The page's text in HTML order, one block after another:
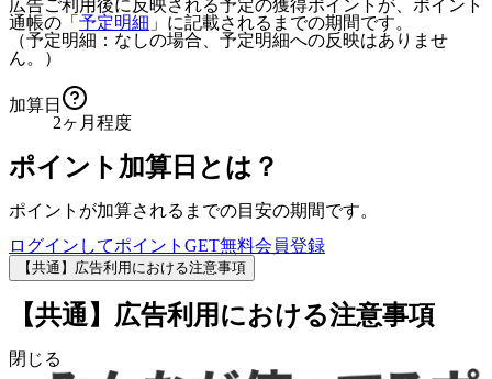
広告ご利用後に反映される予定の獲得ポイントが、ポイント
通帳の「 予定明細 」に記載されるまでの期間です。
（予定明細：なしの場合、予定明細への反映はありませ
ん。）
加算日
2ヶ月程度
ポイント加算日とは？
ポイントが加算されるまでの目安の期間です。
ログインしてポイントGET無料会員登録
【共通】広告利用における注意事項
【共通】広告利用における注意事項
閉じる